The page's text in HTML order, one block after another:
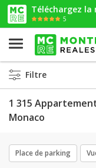
Téléchargez la
5
Filtre
1 315
Monaco
Place de parking